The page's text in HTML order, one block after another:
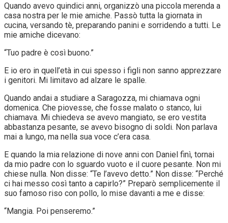
Quando avevo quindici anni, organizzò una piccola merenda a
casa nostra per le mie amiche. Passò tutta la giornata in
cucina, versando tè, preparando panini e sorridendo a tutti. Le
mie amiche dicevano:
“Tuo padre è così buono.”
E io ero in quell’età in cui spesso i figli non sanno apprezzare
i genitori. Mi limitavo ad alzare le spalle.
Quando andai a studiare a Saragozza, mi chiamava ogni
domenica. Che piovesse, che fosse malato o stanco, lui
chiamava. Mi chiedeva se avevo mangiato, se ero vestita
abbastanza pesante, se avevo bisogno di soldi. Non parlava
mai a lungo, ma nella sua voce c’era casa.
E quando la mia relazione di nove anni con Daniel finì, tornai
da mio padre con lo sguardo vuoto e il cuore pesante. Non mi
chiese nulla. Non disse: “Te l’avevo detto.” Non disse: “Perché
ci hai messo così tanto a capirlo?” Preparò semplicemente il
suo famoso riso con pollo, lo mise davanti a me e disse:
“Mangia. Poi penseremo.”